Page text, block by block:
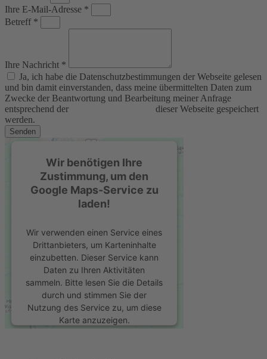
Ihre E-Mail-Adresse *
Betreff *
Ihre Nachricht *
Ja, ich habe die Datenschutzbestimmungen der Webseite gelesen
und bin damit einverstanden, dass meine übermittelten Daten zum
Zwecke der Beantwortung und Bearbeitung meiner Anfrage
entsprechend der
dieser Webseite gespeichert
werden.
Senden
Wir benötigen Ihre
Zustimmung, um den
Google Maps-Service zu
laden!
Wir verwenden einen Service eines
Drittanbieters, um Karteninhalte
einzubetten. Dieser Service kann
Daten zu Ihren Aktivitäten
sammeln. Bitte lesen Sie die Details
durch und stimmen Sie der
Nutzung des Service zu, um diese
Karte anzuzeigen.